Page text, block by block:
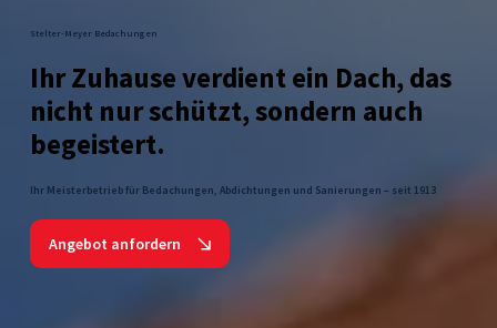
Stelter-Meyer Bedachungen
Ihr Zuhause verdient ein Dach, das
nicht nur schützt, sondern auch
begeistert.
Ihr Meisterbetrieb für Bedachungen, Abdichtungen und Sanierungen – seit 1913
Angebot anfordern